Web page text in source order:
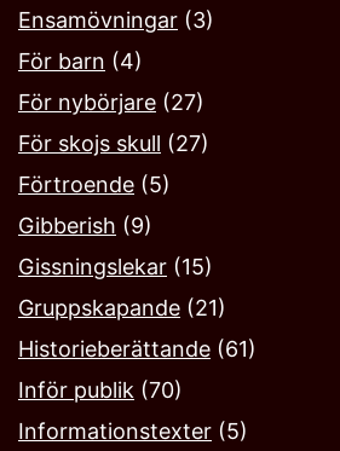
Ensamövningar (3)
För barn (4)
För nybörjare (27)
För skojs skull (27)
Förtroende (5)
Gibberish (9)
Gissningslekar (15)
Gruppskapande (21)
Historieberättande (61)
Inför publik (70)
Informationstexter (5)